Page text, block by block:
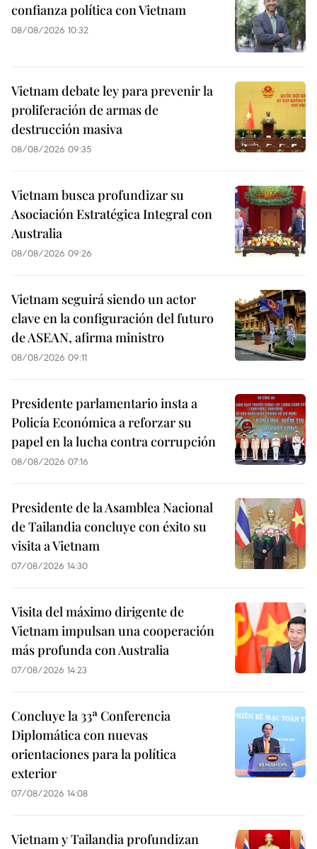
confianza política con Vietnam
08/08/2026 10:32
Vietnam debate ley para prevenir la
proliferación de armas de
destrucción masiva
08/08/2026 09:35
Vietnam busca profundizar su
Asociación Estratégica Integral con
Australia
08/08/2026 09:26
Vietnam seguirá siendo un actor
clave en la configuración del futuro
de ASEAN, afirma ministro
08/08/2026 09:11
Presidente parlamentario insta a
Policía Económica a reforzar su
papel en la lucha contra corrupción
08/08/2026 07:16
Presidente de la Asamblea Nacional
de Tailandia concluye con éxito su
visita a Vietnam
07/08/2026 14:30
Visita del máximo dirigente de
Vietnam impulsan una cooperación
más profunda con Australia
07/08/2026 14:23
Concluye la 33ª Conferencia
Diplomática con nuevas
orientaciones para la política
exterior
07/08/2026 14:08
Vietnam y Tailandia profundizan